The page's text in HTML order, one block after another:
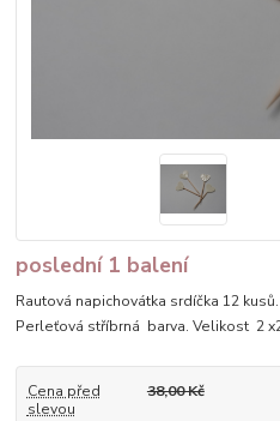
poslední 1 balení
Rautová napichovátka srdíčka 12
Perleťová stříbrná barva. Velikost 2
Cena před
slevou
38,00 Kč